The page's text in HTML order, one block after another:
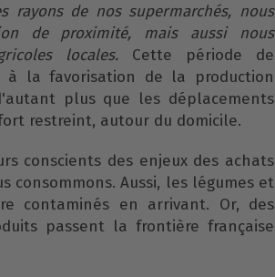
rayons de nos supermarchés, nous
de proximité, mais aussi nous
locales. Cette période de
à la favorisation de la production
plus que les déplacements
restreint, autour du domicile.
conscients des enjeux des achats
consommons. Aussi, les légumes et
contaminés en arrivant. Or, des
passent la frontière française